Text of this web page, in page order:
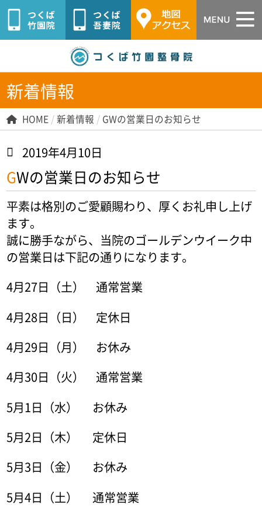
新着情報
HOME /新着情報 / GWの営業日のお知らせ
2019年4月10日
GWの営業日のお知らせ
平素は格別のご愛顧賜わり、厚くお礼申し上げ
ます。
誠に勝手ながら、当院のゴールデンウイーク中
の営業日は下記の通りになります。
4月27日（土） 通常営業
4月28日（日） 定休日
4月29日（月） お休み
4月30日（火） 通常営業
5月1日（水） お休み
5月2日（木） 定休日
5月3日（金） お休み
5月4日（土） 通常営業